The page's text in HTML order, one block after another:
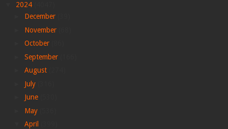
2024
December
November
October
September
August
July
June
May
April